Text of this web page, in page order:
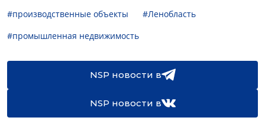
#производственные объекты
#Ленобласть
#промышленная недвижимость
NSP новости в
NSP новости в